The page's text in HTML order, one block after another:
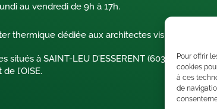
Pour offrir
cookies
à ces
de
au vendredi de 9h à 17h.
thermique dédiée aux architectes visionnaires !
situés à SAINT-LEU D’ESSERENT (60340) dans le
l’OISE.